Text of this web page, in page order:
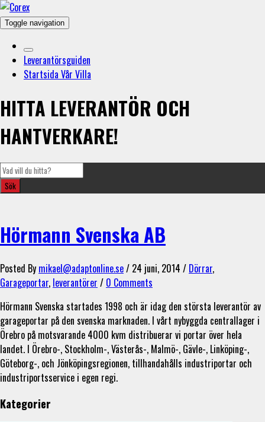
Toggle navigation
Leverantörsguiden
Startsida Vår Villa
HITTA LEVERANTÖR OCH
HANTVERKARE!
Hörmann Svenska AB
Posted By mikael@adaptonline.se/ 24 juni, 2014 / Dörrar,
Garageportar, leverantörer / 0 Comments
Hörmann Svenska startades 1998 och är idag den största leverantör av
garageportar på den svenska marknaden. I vårt nybyggda centrallager i
Örebro på motsvarande 4000 kvm distribuerar vi portar över hela
landet. I Örebro-, Stockholm-, Västerås-, Malmö-, Gävle-, Linköping-,
Göteborg-, och Jönköpingsregionen, tillhandahålls industriportar och
industriportsservice i egen regi.
Kategorier